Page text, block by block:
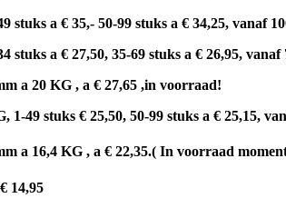
a € 35,- 50-99 stuks a € 34,25, vanaf
a € 27,50, 35-69 stuks a € 26,95, vanaf
a 20 KG , a € 27,65 ,in voorraad!
49 stuks € 25,50, 50-99 stuks a € 25,15,
a 16,4 KG , a € 22,35.( In voorraad
14,95